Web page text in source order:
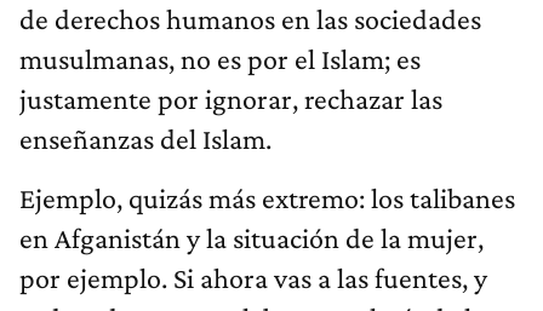
de derechos humanos en las sociedades
musulmanas, no es por el Islam; es
justamente por ignorar, rechazar las
enseñanzas del Islam.
Ejemplo, quizás más extremo: los talibanes
en Afganistán y la situación de la mujer,
por ejemplo. Si ahora vas a las fuentes, y